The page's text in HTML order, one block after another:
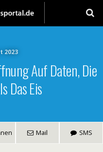
2023
Auf Daten, Die
Das Eis
Mail SMS